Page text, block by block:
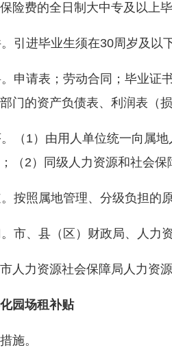
险费的全日制大中专及以上
进毕业生须在30周岁及以
请表；劳动合同；毕业证书
门的资产负债表、利润表（
1）由用人单位统一向属地
（2）同级人力资源和社会
照属地管理、分级负担的
、县（区）财政局、 人力
人力资源社会保障局 人力资
园场租补贴
施。